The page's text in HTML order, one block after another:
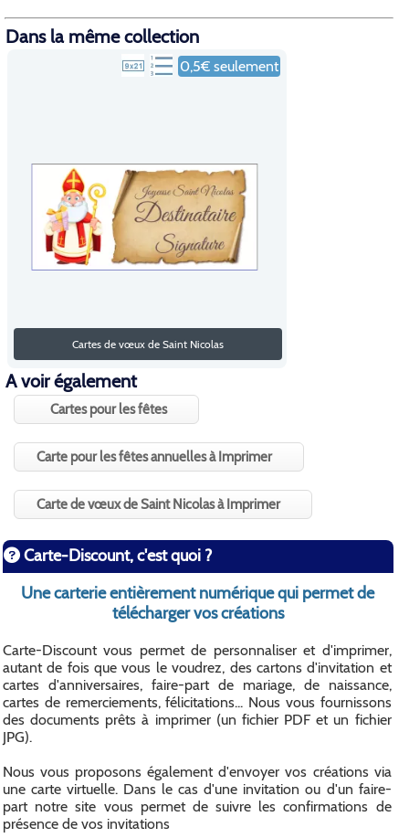
Cartes pour les fêtes
Carte pour les fêtes annuelles à Imprimer
Carte de vœux de Saint Nicolas à Imprimer
Dans la même collection
0,5€ seulement
Cartes de vœux de Saint Nicolas
A voir également
Carte-Discount, c'est quoi ?
Une carterie entièrement numérique qui permet de
télécharger vos créations
Carte-Discount vous permet de personnaliser et d'imprimer,
autant de fois que vous le voudrez, des cartons d'invitation et
cartes d'anniversaires, faire-part de mariage, de naissance,
cartes de remerciements, félicitations... Nous vous fournissons
des documents prêts à imprimer (un fichier PDF et un fichier
JPG).
Nous vous proposons également d'envoyer vos créations via
une carte virtuelle. Dans le cas d'une invitation ou d'un faire-
part notre site vous permet de suivre les confirmations de
présence de vos invitations